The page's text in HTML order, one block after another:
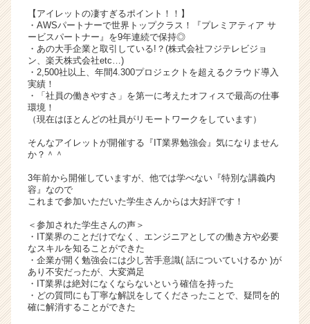
リ
ア
（C
h
e
e
C
r
e
【アイレットの凄すぎるポイント！！】
・AWSパートナーで世界トップクラス！『プレミアティア サ
ービスパートナー』を9年連続で保持◎
・あの大手企業と取引している!？(株式会社フジテレビジョ
ン、楽天株式会社etc…)
・2,500社以上、年間4.300プロジェクトを超えるクラウド導入
実績！
・「社員の働きやすさ」を第一に考えたオフィスで最高の仕事
環境！
（現在はほとんどの社員がリモートワークをしています）
そんなアイレットが開催する『IT業界勉強会』気になりません
か？＾＾
3年前から開催していますが、他では学べない『特別な講義内
容』なので
これまで参加いただいた学生さんからは大好評です！
＜参加された学生さんの声＞
・IT業界のことだけでなく、エンジニアとしての働き方や必要
なスキルを知ることができた
・企業が開く勉強会には少し苦手意識( 話についていけるか )が
あり不安だったが、大変満足
・IT業界は絶対になくならないという確信を持った
・どの質問にも丁寧な解説をしてくださったことで、疑問を的
確に解消することができた